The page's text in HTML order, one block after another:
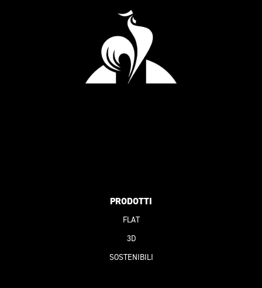
PRODOTTI
FLAT
3D
SOSTENIBILI